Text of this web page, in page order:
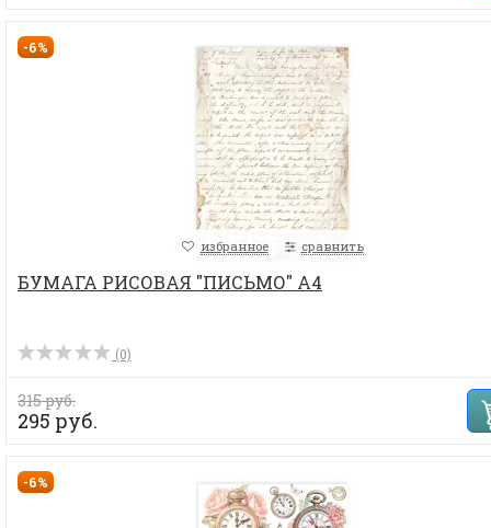
-6%
избранное сравнить
БУМАГА РИСОВАЯ "ПИСЬМО" А4
(0)
315 руб.
295 руб.
-6%